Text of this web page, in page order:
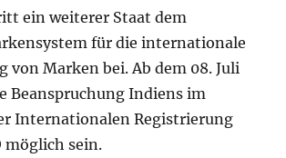
ein weiterer Staat dem
für die internationale
von Marken bei. Ab dem 08. Juli
Beanspruchung Indiens im
Internationalen Registrierung
möglich sein.